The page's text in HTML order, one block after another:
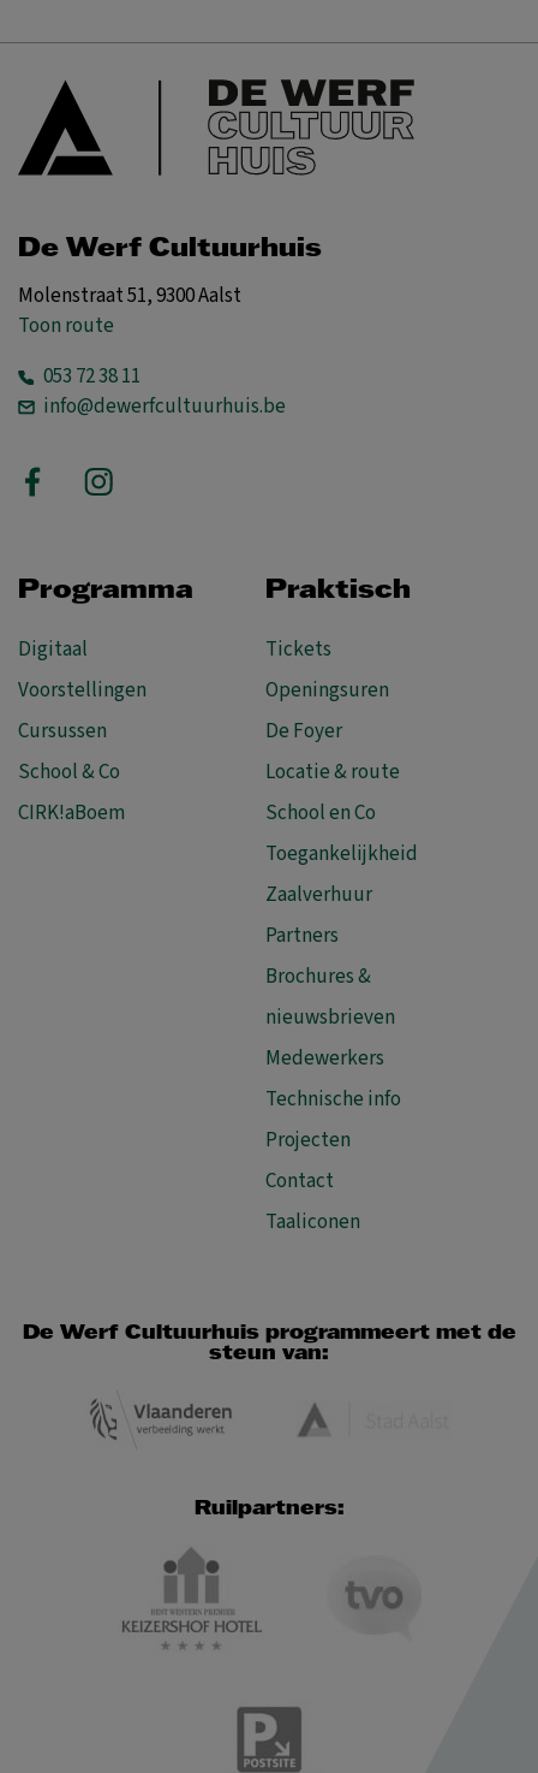
De Werf Cultuurhuis
Molenstraat 51, 9300 Aalst
Toon route
053 72 38 11
info@dewerfcultuurhuis.be
Programma
Digitaal
Voorstellingen
Cursussen
School & Co
CIRK!aBoem
Praktisch
Tickets
Openingsuren
De Foyer
Locatie & route
School en Co
Toegankelijkheid
Zaalverhuur
Partners
Brochures &
nieuwsbrieven
Medewerkers
Technische info
Projecten
Contact
Taaliconen
De Werf Cultuurhuis programmeert met de
steun van:
Ruilpartners: